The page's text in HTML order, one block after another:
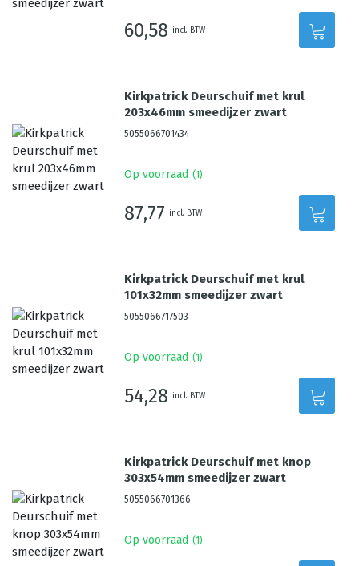
60,58 incl. BTW
Kirkpatrick Deurschuif met krul
203x46mm smeedijzer zwart
5055066701434
Op voorraad (1 )
87,77 incl. BTW
Kirkpatrick Deurschuif met krul
101x32mm smeedijzer zwart
5055066717503
Op voorraad (1 )
54,28 incl. BTW
Kirkpatrick Deurschuif met knop
303x54mm smeedijzer zwart
5055066701366
Op voorraad (1 )